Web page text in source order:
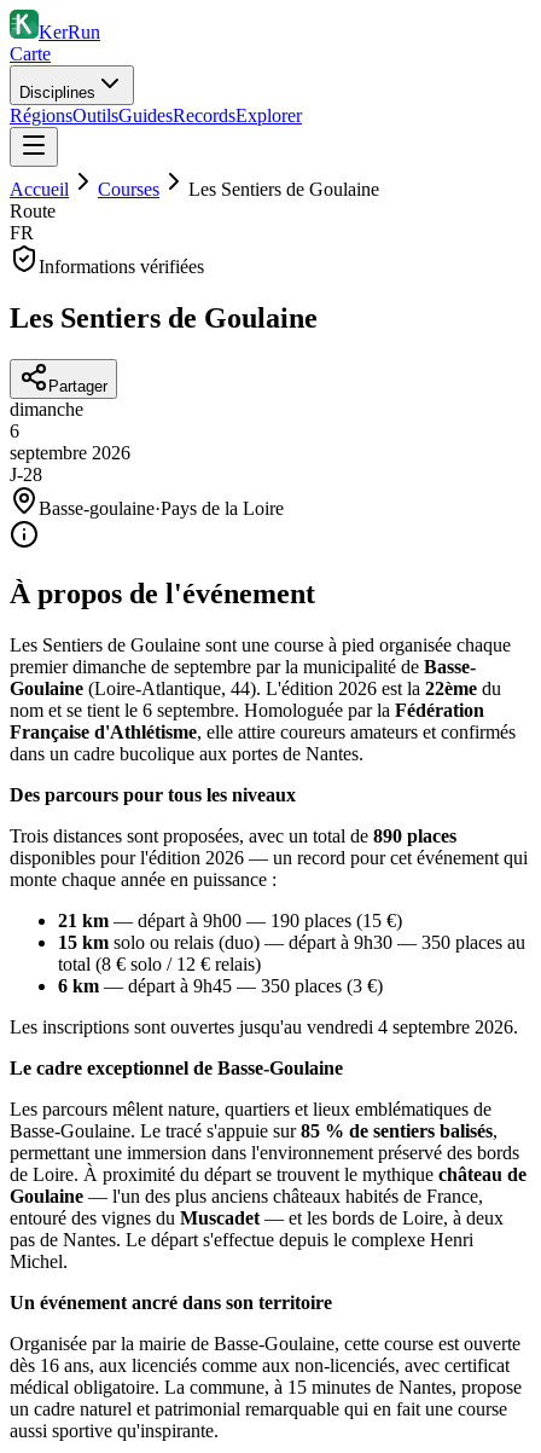
KerRun
Carte
Disciplines
RégionsOutilsGuidesRecordsExplorer
Accueil Courses
Les Sentiers de Goulaine
Route
FR
Informations vérifiées
Les Sentiers de Goulaine
Partager
dimanche
6
septembre 2026
J-28
Basse-goulaine·Pays de la Loire
À propos de l'événement
Les Sentiers de Goulaine sont une course à pied organisée chaque
premier dimanche de septembre par la municipalité de Basse-
Goulaine (Loire-Atlantique, 44). L'édition 2026 est la 22ème du
nom et se tient le 6 septembre. Homologuée par la Fédération
Française d'Athlétisme, elle attire coureurs amateurs et confirmés
dans un cadre bucolique aux portes de Nantes.
Des parcours pour tous les niveaux
Trois distances sont proposées, avec un total de 890 places
disponibles pour l'édition 2026 — un record pour cet événement qui
monte chaque année en puissance :
21 km — départ à 9h00 — 190 places (15 €)
15 km solo ou relais (duo) — départ à 9h30 — 350 places au
total (8 € solo / 12 € relais)
6 km — départ à 9h45 — 350 places (3 €)
Les inscriptions sont ouvertes jusqu'au vendredi 4 septembre 2026.
Le cadre exceptionnel de Basse-Goulaine
Les parcours mêlent nature, quartiers et lieux emblématiques de
Basse-Goulaine. Le tracé s'appuie sur85 % de sentiers balisés,
permettant une immersion dans l'environnement préservé des bords
de Loire. À proximité du départ se trouvent le mythique château de
Goulaine — l'un des plus anciens châteaux habités de France,
entouré des vignes du Muscadet — et les bords de Loire, à deux
pas de Nantes. Le départ s'effectue depuis le complexe Henri
Michel.
Un événement ancré dans son territoire
Organisée par la mairie de Basse-Goulaine, cette course est ouverte
dès 16 ans, aux licenciés comme aux non-licenciés, avec certificat
médical obligatoire. La commune, à 15 minutes de Nantes, propose
un cadre naturel et patrimonial remarquable qui en fait une course
aussi sportive qu'inspirante.